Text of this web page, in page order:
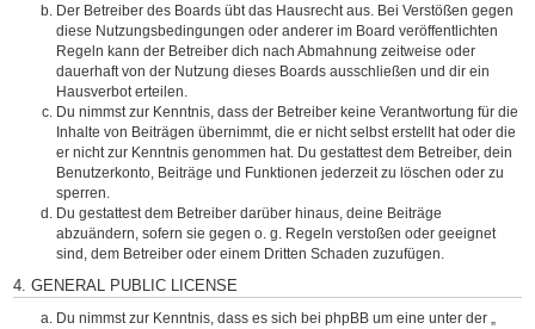
Der Betreiber des Boards übt das Hausrecht aus. Bei Verstößen gegen
diese Nutzungsbedingungen oder anderer im Board veröffentlichten
Regeln kann der Betreiber dich nach Abmahnung zeitweise oder
dauerhaft von der Nutzung dieses Boards ausschließen und dir ein
Hausverbot erteilen.
Du nimmst zur Kenntnis, dass der Betreiber keine Verantwortung für die
Inhalte von Beiträgen übernimmt, die er nicht selbst erstellt hat oder die
er nicht zur Kenntnis genommen hat. Du gestattest dem Betreiber, dein
Benutzerkonto, Beiträge und Funktionen jederzeit zu löschen oder zu
sperren.
Du gestattest dem Betreiber darüber hinaus, deine Beiträge
abzuändern, sofern sie gegen o. g. Regeln verstoßen oder geeignet
sind, dem Betreiber oder einem Dritten Schaden zuzufügen.
4. GENERAL PUBLIC LICENSE
Du nimmst zur Kenntnis, dass es sich bei phpBB um eine unter der „